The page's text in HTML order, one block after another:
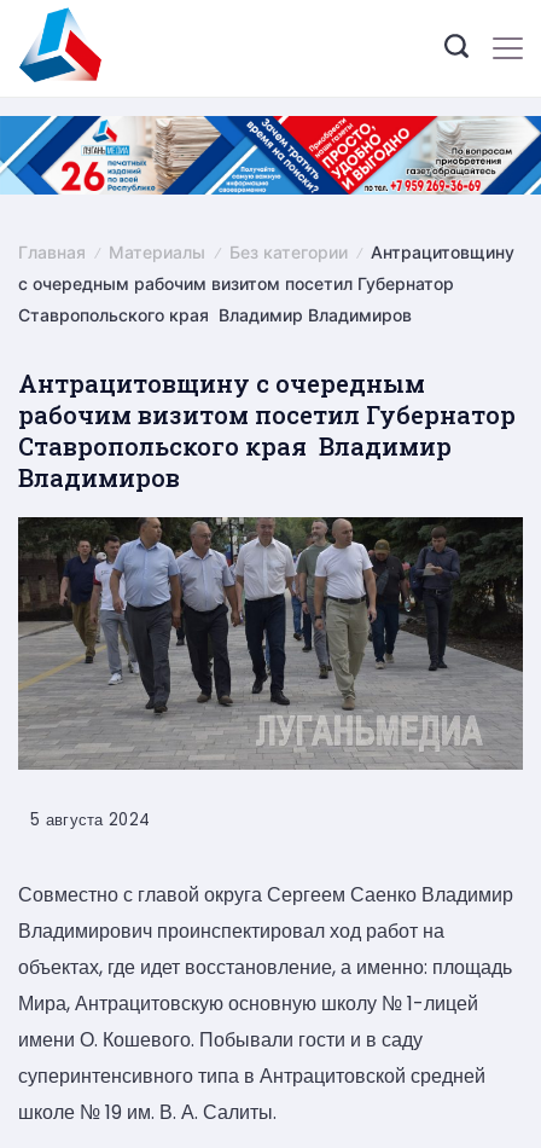
content
Главная Материалы Без категории
Антрацитовщину
с очередным рабочим визитом посетил Губернатор
Ставропольского края Владимир Владимиров
Антрацитовщину с очередным
рабочим визитом посетил Губернатор
Ставропольского края Владимир
Владимиров
5 августа 2024
Совместно с главой округа Сергеем Саенко Владимир
Владимирович проинспектировал ход работ на
объектах, где идет восстановление, а именно: площадь
Мира, Антрацитовскую основную школу № 1-лицей
имени О. Кошевого. Побывали гости и в саду
суперинтенсивного типа в Антрацитовской средней
школе № 19 им. В. А. Салиты.